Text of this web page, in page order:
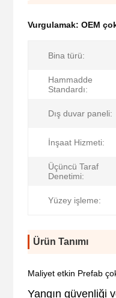
Vurgulamak: OEM
Bina türü:
Hammadde
Standardı:
Dış duvar paneli:
İnşaat Hizmeti:
Üçüncü Taraf
Denetimi:
Yüzey işleme:
Ürün Tanımı
Maliyet etkin Prefab
Yangın güvenliği